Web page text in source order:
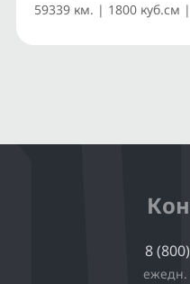
59339 км. | 1800 куб.см
8
ежедн.